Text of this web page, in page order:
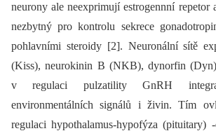
neurony ale neexprimují estrogennní repetor
nezbytný pro kontrolu sekrece
pohlavními steroidy [2]. Neuronální sítě
(Kiss), neurokinin B (NKB), dynorfin
v regulaci pulzatility GnRH
environmentálních signálů i živin. Tím
regulaci hypothalamus-hypofýza (pituitary)